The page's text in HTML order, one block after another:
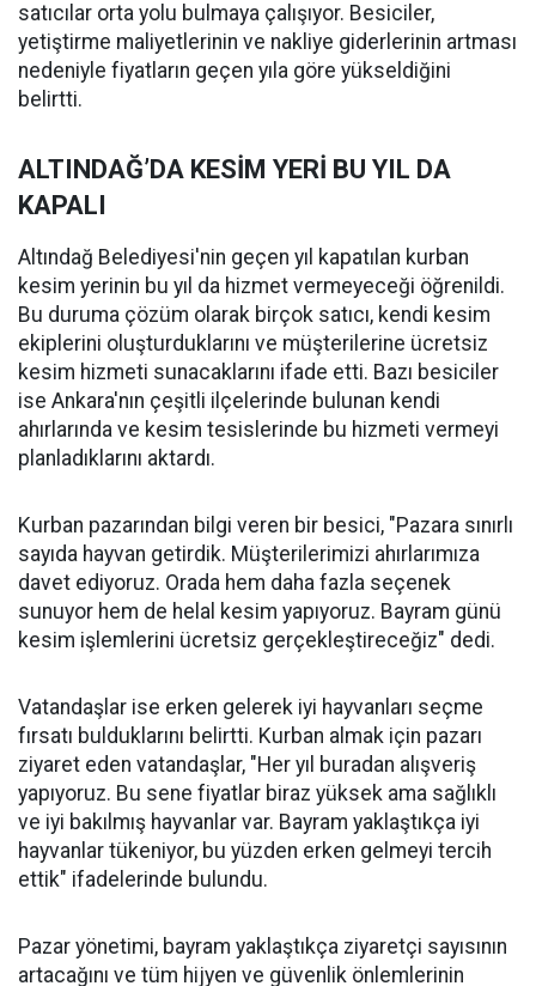
satıcılar orta yolu bulmaya çalışıyor. Besiciler,
yetiştirme maliyetlerinin ve nakliye giderlerinin artması
nedeniyle fiyatların geçen yıla göre yükseldiğini
belirtti.
ALTINDAĞ’DA KESİM YERİ BU YIL DA
KAPALI
Altındağ Belediyesi'nin geçen yıl kapatılan kurban
kesim yerinin bu yıl da hizmet vermeyeceği öğrenildi.
Bu duruma çözüm olarak birçok satıcı, kendi kesim
ekiplerini oluşturduklarını ve müşterilerine ücretsiz
kesim hizmeti sunacaklarını ifade etti. Bazı besiciler
ise Ankara'nın çeşitli ilçelerinde bulunan kendi
ahırlarında ve kesim tesislerinde bu hizmeti vermeyi
planladıklarını aktardı.
Kurban pazarından bilgi veren bir besici, "Pazara sınırlı
sayıda hayvan getirdik. Müşterilerimizi ahırlarımıza
davet ediyoruz. Orada hem daha fazla seçenek
sunuyor hem de helal kesim yapıyoruz. Bayram günü
kesim işlemlerini ücretsiz gerçekleştireceğiz" dedi.
Vatandaşlar ise erken gelerek iyi hayvanları seçme
fırsatı bulduklarını belirtti. Kurban almak için pazarı
ziyaret eden vatandaşlar, "Her yıl buradan alışveriş
yapıyoruz. Bu sene fiyatlar biraz yüksek ama sağlıklı
ve iyi bakılmış hayvanlar var. Bayram yaklaştıkça iyi
hayvanlar tükeniyor, bu yüzden erken gelmeyi tercih
ettik" ifadelerinde bulundu.
Pazar yönetimi, bayram yaklaştıkça ziyaretçi sayısının
artacağını ve tüm hijyen ve güvenlik önlemlerinin